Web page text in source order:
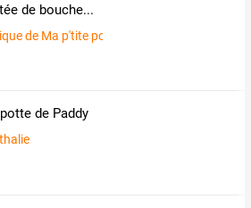
de bouche...
de Ma p'tite popote
de Paddy